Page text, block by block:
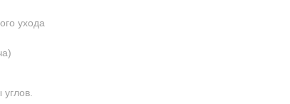
ухода